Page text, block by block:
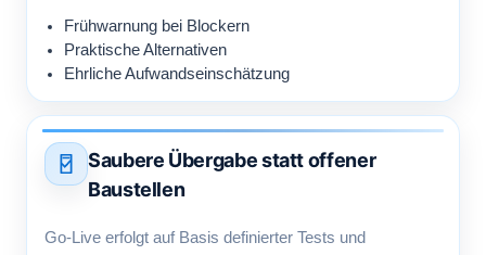
Frühwarnung bei Blockern
Praktische Alternativen
Ehrliche Aufwandseinschätzung
Saubere Übergabe statt offener
Baustellen
Go-Live erfolgt auf Basis definierter Tests und